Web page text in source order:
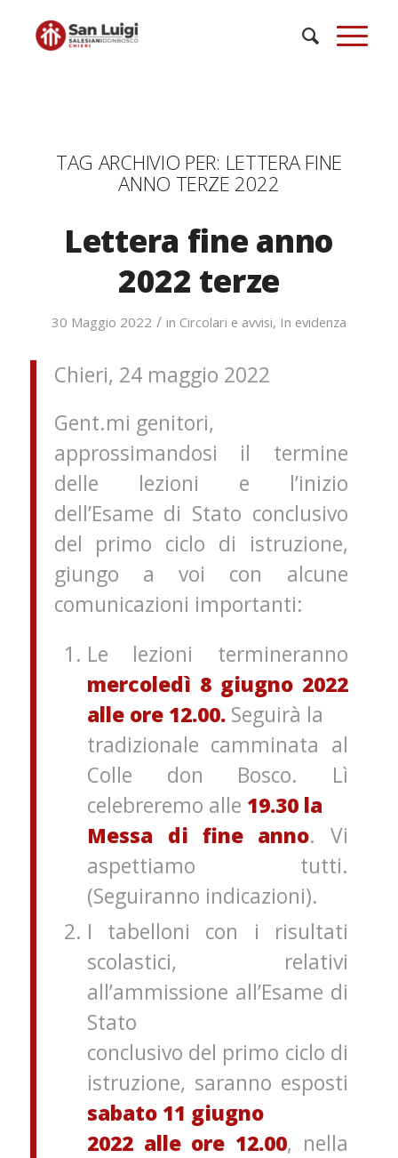
TAG ARCHIVIO PER: LETTERA FINE
ANNO TERZE 2022
Lettera fine anno
2022 terze
30 Maggio 2022 / in Circolari e avvisi, In evidenza
Chieri, 24 maggio 2022
Gent.mi genitori,
approssimandosi il termine
delle lezioni e l’inizio
dell’Esame di Stato conclusivo
del primo ciclo di istruzione,
giungo a voi con alcune
comunicazioni importanti:
Le lezioni termineranno
mercoledì 8 giugno 2022
alle ore 12.00. Seguirà la
tradizionale camminata al
Colle don Bosco. Lì
celebreremo alle 19.30 la
Messa di fine anno. Vi
aspettiamo tutti.
(Seguiranno indicazioni).
I tabelloni con i risultati
scolastici, relativi
all’ammissione all’Esame di
Stato
conclusivo del primo ciclo di
istruzione, saranno esposti
sabato 11 giugno
2022 alle ore 12.00, nella